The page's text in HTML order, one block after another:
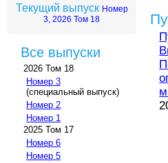
Текущий выпуск Номер
3, 2026 Том 18
Все выпуски
2026 Том 18
Номер 3
(специальный выпуск)
Номер 2
Номер 1
2025 Том 17
Номер 6
Номер 5